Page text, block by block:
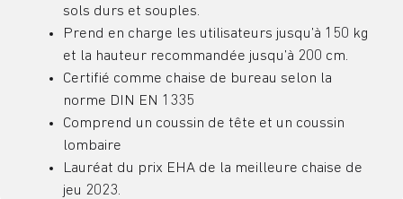
sols durs et souples.
Prend en charge les utilisateurs jusqu’à 150 kg
et la hauteur recommandée jusqu’à 200 cm.
Certifié comme chaise de bureau selon la
norme DIN EN 1335
Comprend un coussin de tête et un coussin
lombaire
Lauréat du prix EHA de la meilleure chaise de
jeu 2023.